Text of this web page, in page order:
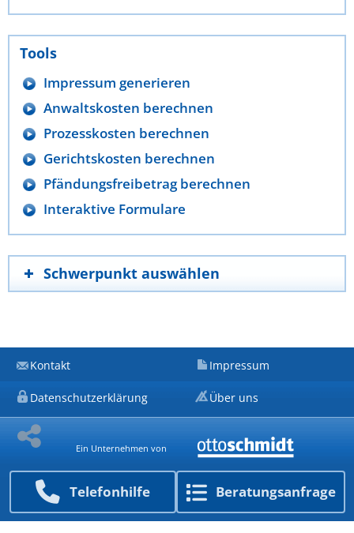
Telefon­hilfe Beratungs­anfrage
Tools
Impressum generieren
Anwaltskosten berechnen
Prozesskosten berechnen
Gerichtskosten berechnen
Pfändungsfreibetrag berechnen
Interaktive Formulare
Schwerpunkt auswählen
Kontakt Impressum
Datenschutzerklärung Über uns
Ein Unternehmen von